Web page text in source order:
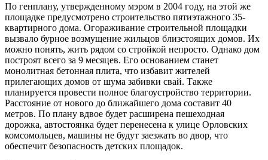
По генплану, утвержденному мэром в 2004 году, на этой же
площадке предусмотрено строительство пятиэтажного 35-
квартирного дома. Огораживание строительной площадки
вызвало бурное возмущение жильцов близстоящих домов. Их
можно понять, жить рядом со стройкой непросто. Однако дом
построят всего за 9 месяцев. Его основанием станет
монолитная бетонная плита, что избавит жителей
прилегающих домов от шума забивки свай. Также
планируется провести полное благоустройство территории.
Расстояние от нового до ближайшего дома составит 40
метров. По плану вдвое будет расширена пешеходная
дорожка, автостоянка будет перенесена к улице Орловских
комсомольцев, машины не будут заезжать во двор, что
обеспечит безопасность детских площадок.